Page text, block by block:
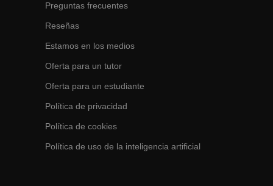
Preguntas frecuentes
Reseñas
Estamos en los medios
Oferta para un tutor
Oferta para un estudiante
Política de privacidad
Política de cookies
Política de uso de la inteligencia artificial